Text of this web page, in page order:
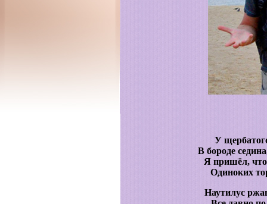
У
В бороде
Я пришёл,
Одиноких
Наутилус